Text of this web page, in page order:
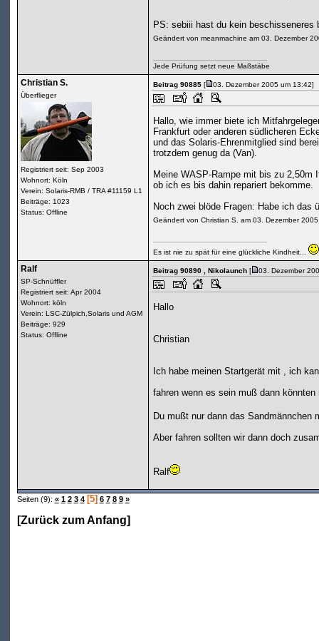
PS: sebiii hast du kein beschisseneres
Geändert von meanmachine am 03. Dezember
Jede Prüfung setzt neue Maßstäbe
Christian S.
Überflieger
Registriert seit: Sep 2003
Wohnort: Köln
Verein: Solaris-RMB / TRA #11159 L1
Beiträge: 1023
Status: Offline
Beitrag 90885[ 03. Dezember 2005 um 13:42]
Hallo, wie immer biete ich
Frankfurt oder anderen südlicheren
und das Solaris-Ehrenmitglied sind
trotzdem genug da (Van).
Meine WASP-Rampe mit bis zu
ob ich es bis dahin repariert bekomme.
Noch zwei blöde Fragen: Habe ich das
Geändert von Christian S. am 03. Dezember
Es ist nie zu spät für eine glückliche Kindheit...
Ralf
SP-Schnüffler
Registriert seit: Apr 2004
Wohnort: köln
Verein: LSC-Zülpich,Solaris und AGM
Beiträge: 929
Status: Offline
Beitrag 90890 , Nikolaunch[ 03. Dezember
Hallo
Christian
Ich habe meinen Startgerät mit , ich
fahren wenn es sein muß dann
Du mußt nur dann das Sandmännchen
Aber fahren sollten wir dann doch
Ralf
Seiten (9): « 1 2 3 4 [5] 6 7 8 9 »
[Zurück zum Anfang]